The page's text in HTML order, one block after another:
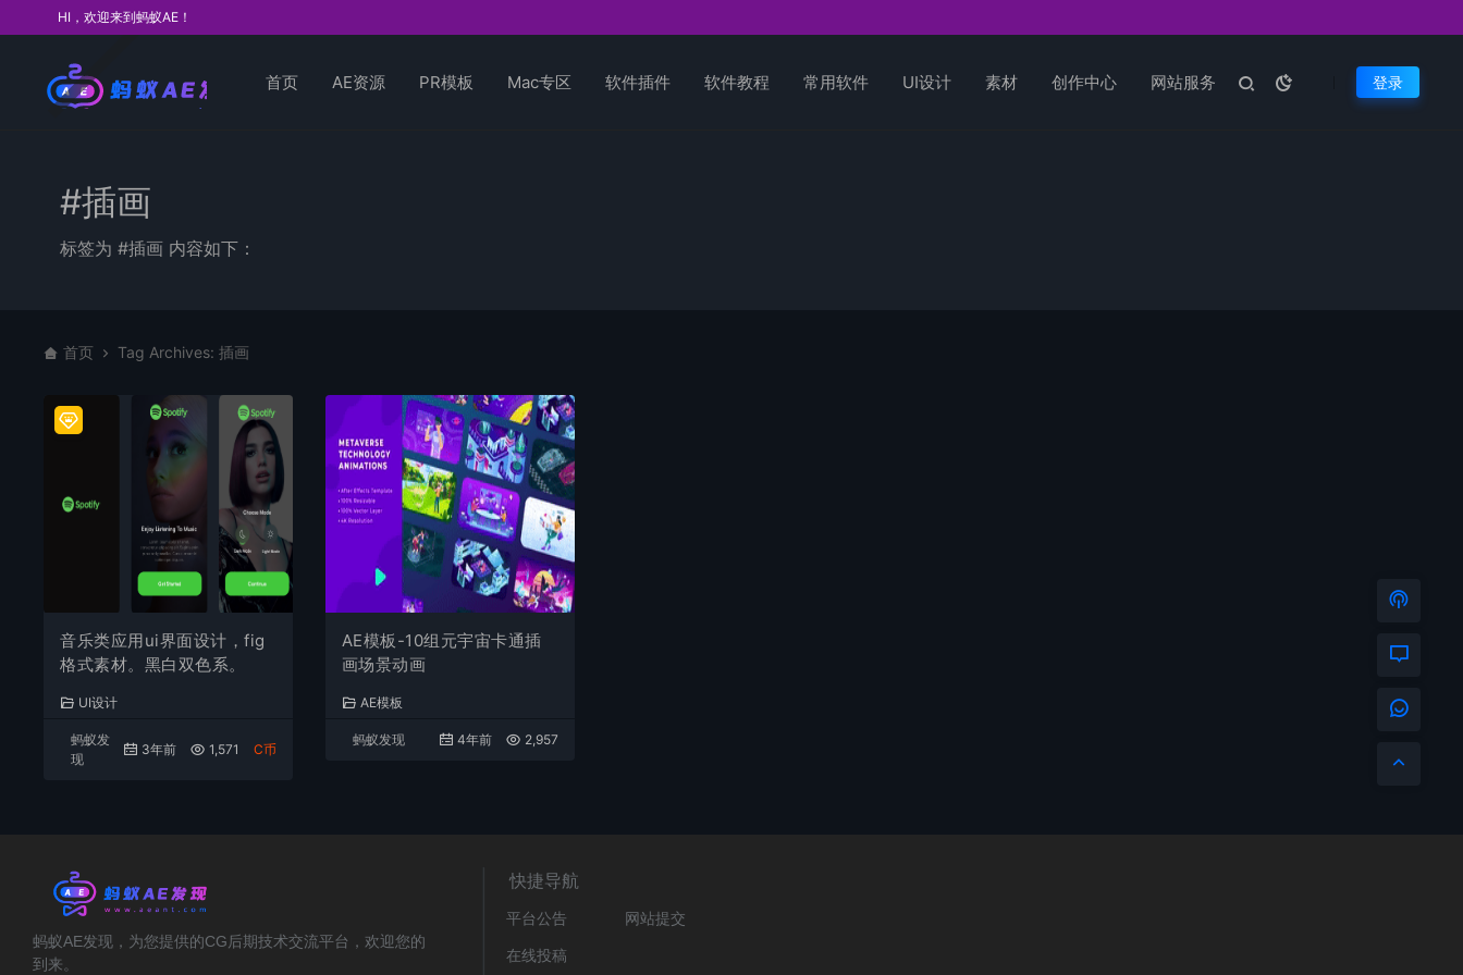
HI，欢迎来到蚂蚁AE！
首页 AE资源 PR模板 Mac专区 软件插件 软件教程 常用软件 UI设计 素材 创作中心 网站服务 登录
#插画
标签为 #插画 内容如下：
首页 Tag Archives: 插画
音乐类应用ui界面设计，fig
格式素材。黑白双色系。
UI设计
蚂蚁发
现
3年前 1,571 C币
AE模板-10组元宇宙卡通插
画场景动画
AE模板
蚂蚁发现 4年前 2,957
蚂蚁AE发现，为您提供的CG后期技术交流平台，欢迎您的
到来。
快捷导航
平台公告
网站提交
在线投稿